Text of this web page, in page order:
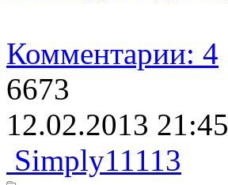
Комментарии: 4
6673
12.02.2013 21:45
Simply11113